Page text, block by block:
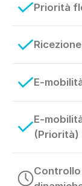
Priorità
E-
E-
(Priorità)